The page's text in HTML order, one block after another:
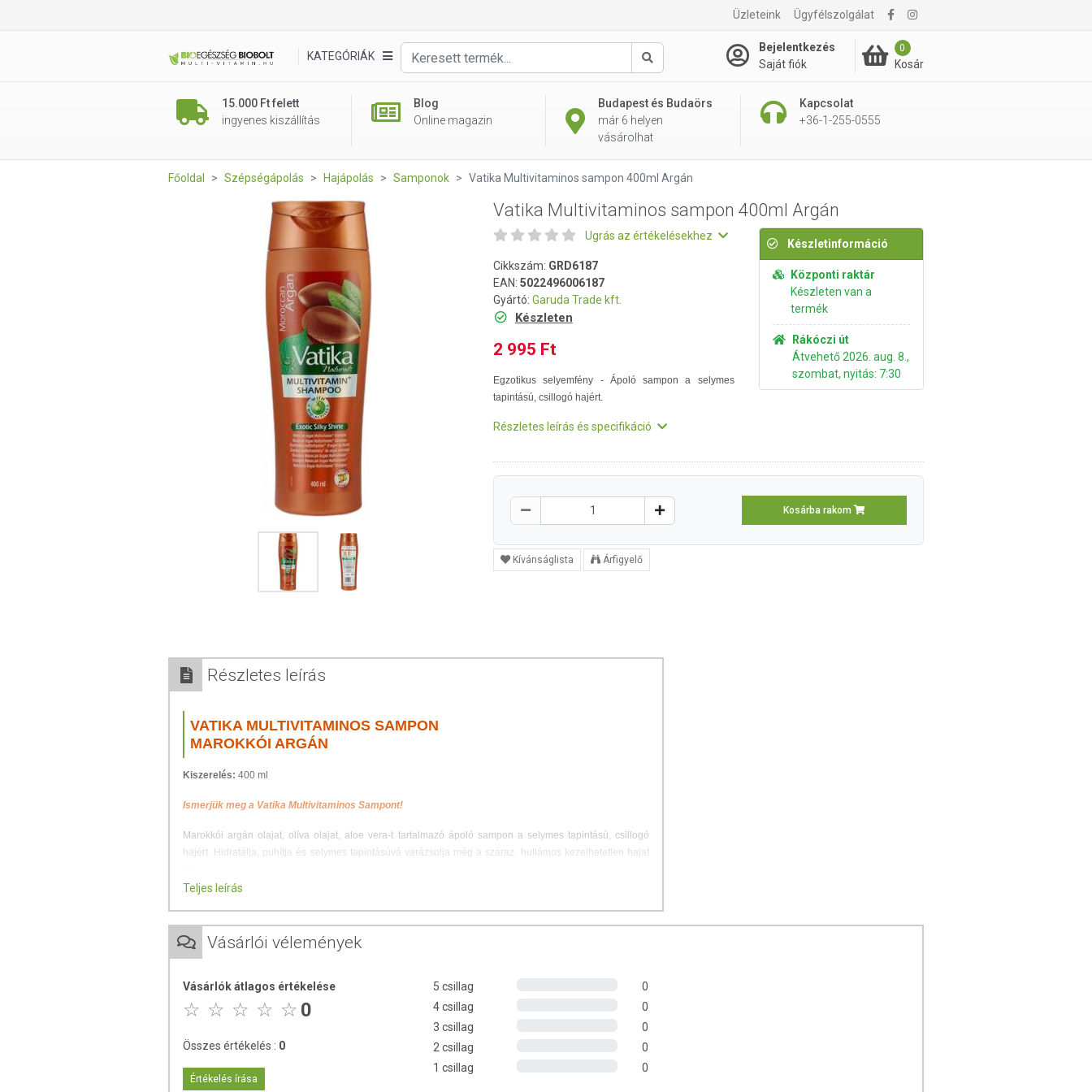
Üzleteink Ügyfélszolgálat
KATEGÓRIÁK
Keresés
Bejelentkezés
Saját fiók
0
Kosár
15.000 Ft felett
ingyenes kiszállítás
Blog
Online magazin
Budapest és Budaörs
már 6 helyen
vásárolhat
Kapcsolat
+36-1-255-0555
2 995 Ft Kosárba rakom
Főoldal Szépségápolás Hajápolás Samponok Vatika Multivitaminos sampon 400ml Argán
Vatika Multivitaminos sampon 400ml Argán
Ugrás az értékelésekhez
Cikkszám: GRD6187
EAN: 5022496006187
Gyártó: Garuda Trade kft.
Készleten
2 995 Ft
Egzotikus selyemfény - Ápoló sampon a selymes
tapintású, csillogó hajért.
Részletes leírás és specifikáció
Készletinformáció
Központi raktár
Készleten van a
termék
Rákóczi út
Átvehető 2026. aug. 8.,
szombat, nyitás: 7:30
Kosárba rakom
Kívánságlista Árfigyelő
Részletes leírás
VATIKA MULTIVITAMINOS SAMPON
MAROKKÓI ARGÁN
Kiszerelés: 400 ml
Ismerjük meg a Vatika Multivitaminos Sampont!
Marokkói argán olajat, olíva olajat, aloe vera-t tartalmazó ápoló sampon a selymes tapintású, csillogó
hajért. Hidratálja, puhítja és selymes tapintásúvá varázsolja még a száraz, hullámos kezelhetetlen hajat
erejével, de a mindennapok ételeibe is belecsempészték az olaját, ezzel is táplálva önmagukat és
családjukat. Az argán olaj természetes
ALKALMAZÁSA
A sampont dolgozd el a fejtetőn, a fül mögötti területen majd kíméletesen dörzsöld be a hajvégeket is. Ezt
követően alaposan öblítsd le. - Használata minden hajtípusra ajánlott. Mindennapi hajmosásra alkalmas.
Csak külsőleg alkalmazzuk!
Teljes leírás
Vásárlói vélemények
Vásárlók átlagos értékelése
0
Összes értékelés : 0
Értékelés írása
5 csillag
0
4 csillag
0
3 csillag
0
2 csillag
0
1 csillag
0